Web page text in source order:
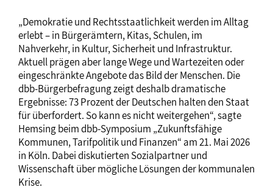
„Demokratie und Rechtsstaatlichkeit werden im Alltag
erlebt – in Bürgerämtern, Kitas, Schulen, im
Nahverkehr, in Kultur, Sicherheit und Infrastruktur.
Aktuell prägen aber lange Wege und Wartezeiten oder
eingeschränkte Angebote das Bild der Menschen. Die
dbb-Bürgerbefragung zeigt deshalb dramatische
Ergebnisse: 73 Prozent der Deutschen halten den Staat
für überfordert. So kann es nicht weitergehen“, sagte
Hemsing beim dbb-Symposium „Zukunftsfähige
Kommunen, Tarifpolitik und Finanzen“ am 21. Mai 2026
in Köln. Dabei diskutierten Sozialpartner und
Wissenschaft über mögliche Lösungen der kommunalen
Krise.